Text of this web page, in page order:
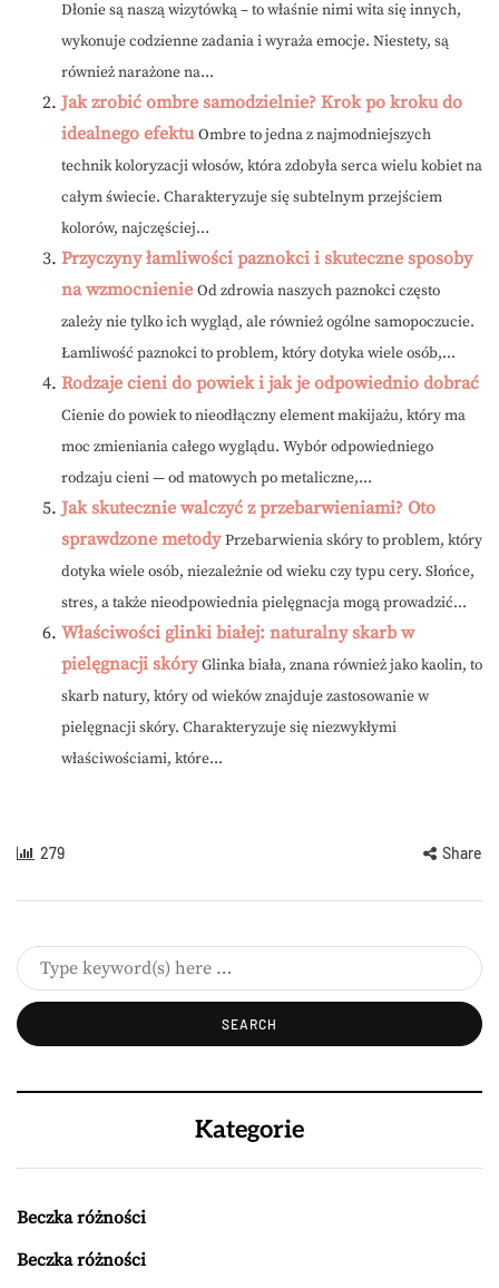
Dłonie są naszą wizytówką – to właśnie nimi wita się innych,
wykonuje codzienne zadania i wyraża emocje. Niestety, są
również narażone na...
Jak zrobić ombre samodzielnie? Krok po kroku do
idealnego efektu Ombre to jedna z najmodniejszych
technik koloryzacji włosów, która zdobyła serca wielu kobiet na
całym świecie. Charakteryzuje się subtelnym przejściem
kolorów, najczęściej...
Przyczyny łamliwości paznokci i skuteczne sposoby
na wzmocnienie Od zdrowia naszych paznokci często
zależy nie tylko ich wygląd, ale również ogólne samopoczucie.
Łamliwość paznokci to problem, który dotyka wiele osób,...
Rodzaje cieni do powiek i jak je odpowiednio dobrać
Cienie do powiek to nieodłączny element makijażu, który ma
moc zmieniania całego wyglądu. Wybór odpowiedniego
rodzaju cieni — od matowych po metaliczne,...
Jak skutecznie walczyć z przebarwieniami? Oto
sprawdzone metody Przebarwienia skóry to problem, który
dotyka wiele osób, niezależnie od wieku czy typu cery. Słońce,
stres, a także nieodpowiednia pielęgnacja mogą prowadzić...
Właściwości glinki białej: naturalny skarb w
pielęgnacji skóry Glinka biała, znana również jako kaolin, to
skarb natury, który od wieków znajduje zastosowanie w
pielęgnacji skóry. Charakteryzuje się niezwykłymi
właściwościami, które...
279 Share
Kategorie
Beczka różności
Beczka różności